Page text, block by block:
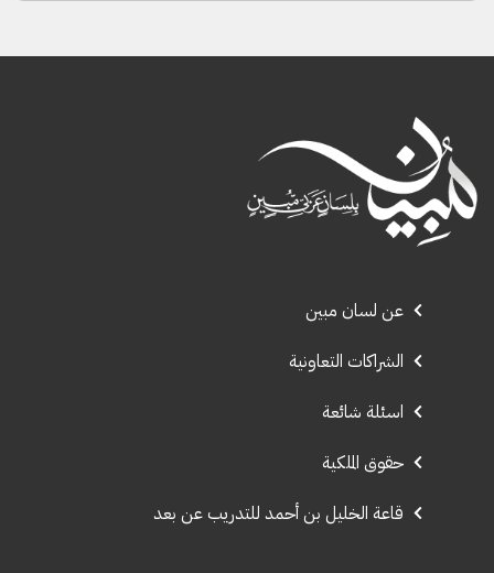
عن لسان مبين
الشراكات التعاونية
اسئلة شائعة
حقوق الملكية
قاعة الخليل بن أحمد للتدريب عن بعد